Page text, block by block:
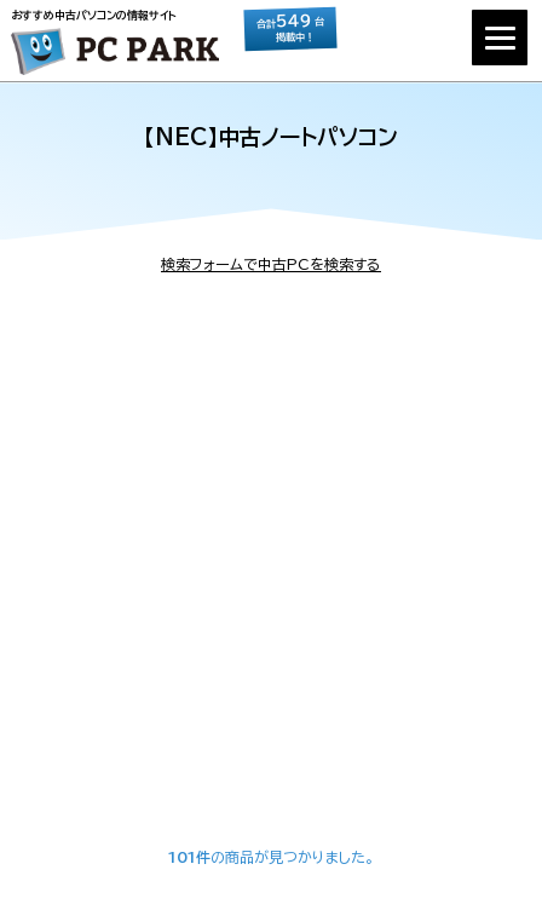
おすすめ中古パソコンの情報サイト
合計549 台
掲載中！
【NEC】中古ノートパソコン
検索フォームで中古PCを検索する
101件の商品が見つかりました。